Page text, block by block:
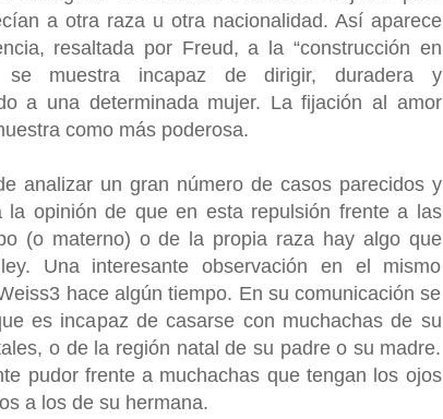
a otra raza u otra nacionalidad. Así aparece
resaltada por Freud, a la “construcción en
se muestra incapaz de dirigir, duradera y
a una determinada mujer. La fijación al amor
como más poderosa.
analizar un gran número de casos parecidos y
la opinión de que en esta repulsión frente a las
(o materno) o de la propia raza hay algo que
Una interesante observación en el mismo
hace algún tiempo. En su comunicación se
es incapaz de casarse con muchachas de su
o de la región natal de su padre o su madre.
pudor frente a muchachas que tengan los ojos
a los de su hermana.